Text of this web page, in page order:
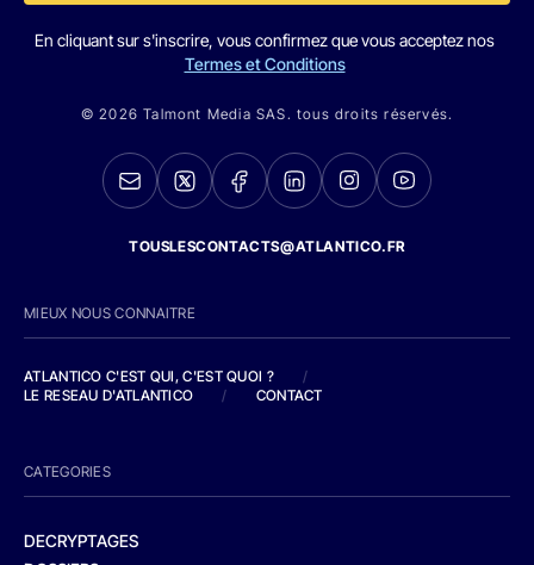
En cliquant sur s'inscrire, vous confirmez que vous acceptez nos
Termes et Conditions
© 2026 Talmont Media SAS. tous droits réservés.
TOUSLESCONTACTS@ATLANTICO.FR
MIEUX NOUS CONNAITRE
ATLANTICO C'EST QUI, C'EST QUOI ?
/
LE RESEAU D'ATLANTICO
/ CONTACT
CATEGORIES
DECRYPTAGES